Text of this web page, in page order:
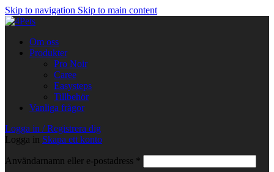
Skip to navigation Skip to main content
Om oss
Produkter
Pro Noir
Caree
Easysteps
Tillbehör
Vanliga frågor
Logga in / Registrera dig
Logga in Skapa ett konto
Användarnamn eller e-postadress *